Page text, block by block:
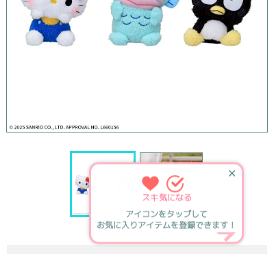
✕
スキ気になる
アイコンをタップして
お気に入りアイテムを登録できます！